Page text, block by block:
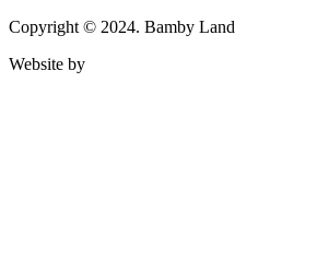
Copyright © 2024. Bamby Land
Website by